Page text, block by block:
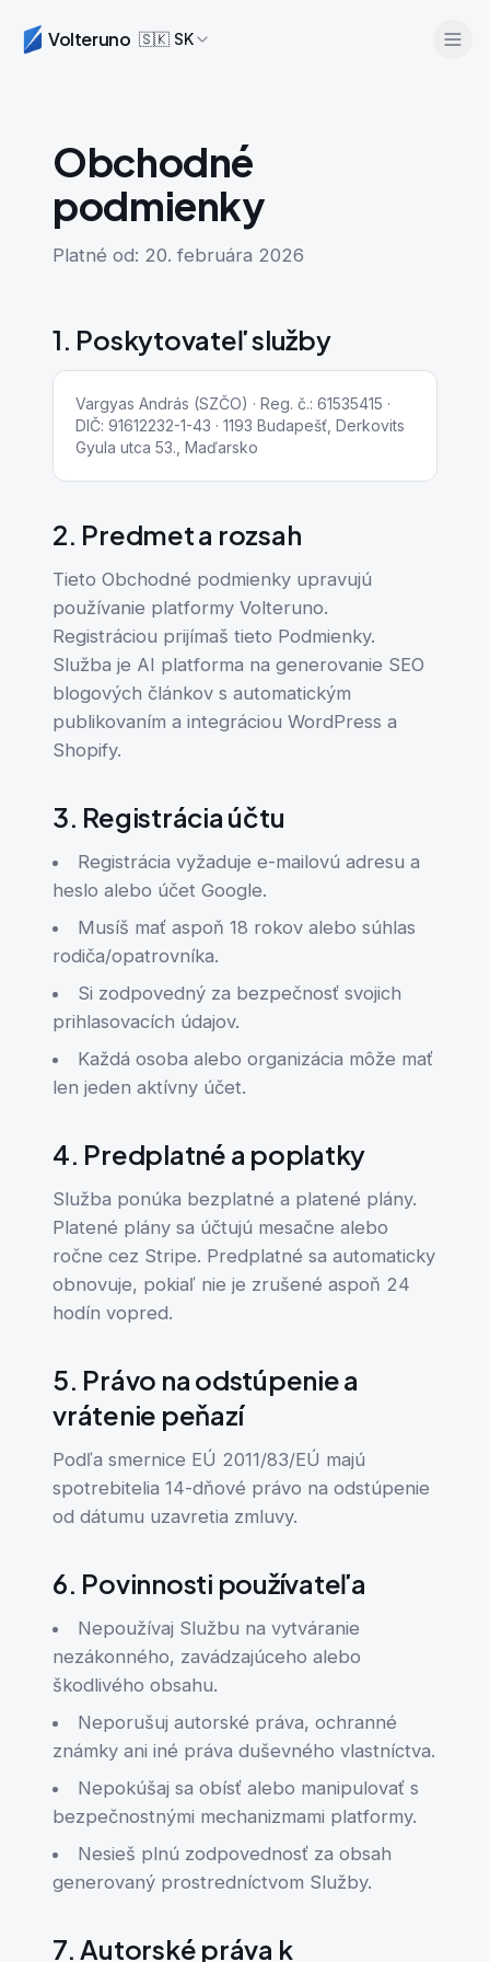
Volteruno 🇸🇰 SK
Začať zadarmo
Obchodné
podmienky
Platné od: 20. februára 2026
1. Poskytovateľ služby
Vargyas András (SZČO) · Reg. č.: 61535415 ·
DIČ: 91612232-1-43 · 1193 Budapešť, Derkovits
Gyula utca 53., Maďarsko
2. Predmet a rozsah
Tieto Obchodné podmienky upravujú
používanie platformy Volteruno.
Registráciou prijímaš tieto Podmienky.
Služba je AI platforma na generovanie SEO
blogových článkov s automatickým
publikovaním a integráciou WordPress a
Shopify.
3. Registrácia účtu
Registrácia vyžaduje e-mailovú adresu a
heslo alebo účet Google.
Musíš mať aspoň 18 rokov alebo súhlas
rodiča/opatrovníka.
Si zodpovedný za bezpečnosť svojich
prihlasovacích údajov.
Každá osoba alebo organizácia môže mať
len jeden aktívny účet.
4. Predplatné a poplatky
Služba ponúka bezplatné a platené plány.
Platené plány sa účtujú mesačne alebo
ročne cez Stripe. Predplatné sa automaticky
obnovuje, pokiaľ nie je zrušené aspoň 24
hodín vopred.
5. Právo na odstúpenie a
vrátenie peňazí
Podľa smernice EÚ 2011/83/EÚ majú
spotrebitelia 14-dňové právo na odstúpenie
od dátumu uzavretia zmluvy.
6. Povinnosti používateľa
Nepoužívaj Službu na vytváranie
nezákonného, zavádzajúceho alebo
škodlivého obsahu.
Neporušuj autorské práva, ochranné
známky ani iné práva duševného vlastníctva.
Nepokúšaj sa obísť alebo manipulovať s
bezpečnostnými mechanizmami platformy.
Nesieš plnú zodpovednosť za obsah
generovaný prostredníctvom Služby.
7. Autorské práva k